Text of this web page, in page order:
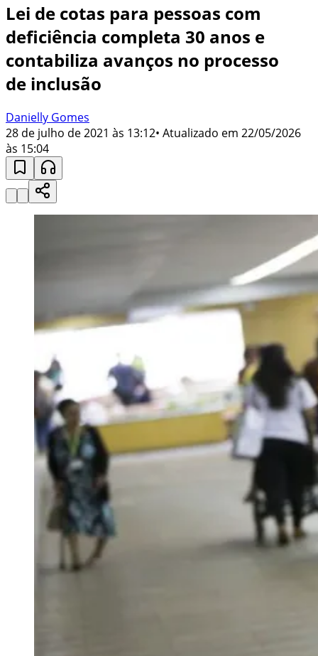
Lei de cotas para pessoas com
deficiência completa 30 anos e
contabiliza avanços no processo
de inclusão
Danielly Gomes
28 de julho de 2021 às 13:12• Atualizado em 22/05/2026
às 15:04